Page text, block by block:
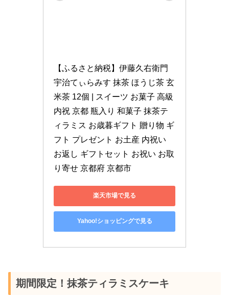
【ふるさと納税】伊藤久右衛門
宇治てぃらみす 抹茶 ほうじ茶 玄
米茶 12個 | スイーツ お菓子 高級
内祝 京都 瓶入り 和菓子 抹茶テ
ィラミス お歳暮ギフト 贈り物 ギ
フト プレゼント お土産 内祝い
お返し ギフトセット お祝い お取
り寄せ 京都府 京都市
楽天市場で見る
Yahoo!ショッピングで見る
期間限定！抹茶ティラミスケーキ